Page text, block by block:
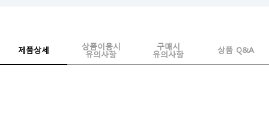
제품상세 상품이용시
유의사항
구매시
유의사항 상품 Q&A